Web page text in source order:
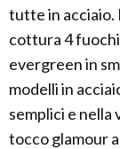
tutte in acciaio.
cottura 4
evergreen in
modelli in
semplici e nella
tocco glamour